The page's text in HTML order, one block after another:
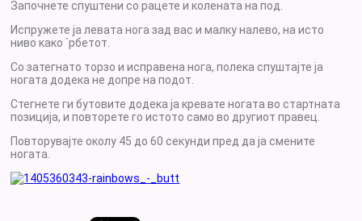
Започнете спуштени со рацете и колената на под.
Испружете ја левата нога зад вас и малку налево, на исто
ниво како `рбетот.
Со затегнато торзо и исправена нога, полека спуштајте ја
ногата додека не допре на подот.
Стегнете ги бутовите додека ја кревате ногата во стартната
позиција, и повторете го истото само во другиот правец.
Повторувајте околу 45 до 60 секунди пред да ја смените
ногата.